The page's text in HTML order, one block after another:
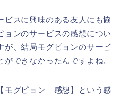
ビスに興味のある友人にも協
ョンのサービスの感想につい
が、結局モグピョンのサービ
ができなかったんですよね。
モグピョン 感想】という感